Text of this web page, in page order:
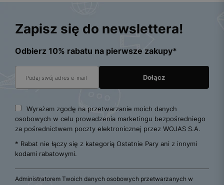
Zapisz się do newslettera!
Odbierz 10% rabatu na pierwsze zakupy*
Wyrażam zgodę na przetwarzanie moich danych
osobowych w celu prowadzenia marketingu bezpośredniego
za pośrednictwem poczty elektronicznej przez WOJAS S.A.
* Rabat nie łączy się z kategorią Ostatnie Pary ani z innymi
kodami rabatowymi.
Administratorem Twoich danych osobowych przetwarzanych w